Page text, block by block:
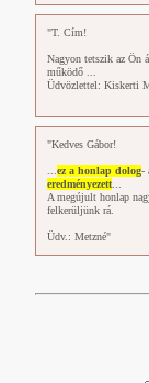
"T. Cím!
Nagyon tetszik az Ön
működő ...
Üdvözlettel: Kiskerti
"Kedves Gábor!
...ez a honlap dolog-
eredményezett...
A megújult honlap
felkerüljünk rá.
Üdv.: Metzné"